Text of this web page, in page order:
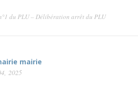
du PLU – Délibération arrêt du PLU
mairie
2025